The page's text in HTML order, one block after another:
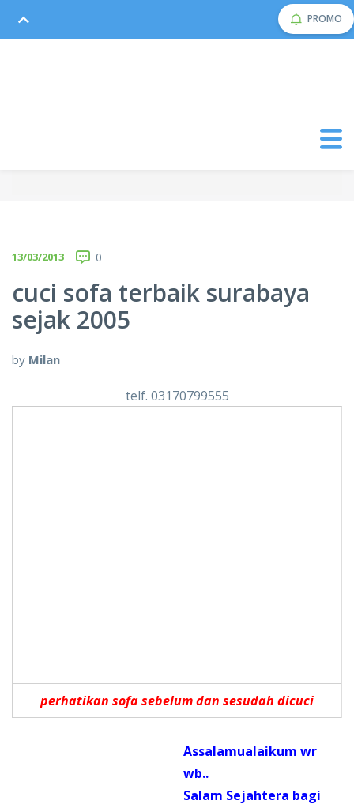
PROMO
13/03/2013 0
cuci sofa terbaik surabaya
sejak 2005
by Milan
telf. 03170799555
perhatikan sofa sebelum dan sesudah dicuci
Assalamualaikum wr
wb..
Salam Sejahtera bagi